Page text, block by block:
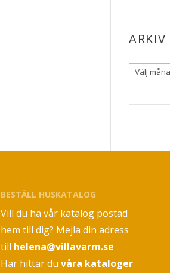
ARKIV
BESTÄLL HUSKATALOG
Vill du ha vår katalog postad
hem till dig? Mejla din adress
till helena@villavarm.se
Här hittar du våra kataloger